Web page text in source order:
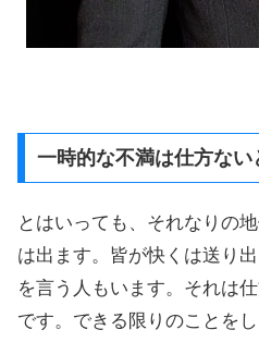
一時的な不満は仕方ない
とはいっても、それなりの
は出ます。皆が快くは送り
を言う人もいます。それは
です。できる限りのことを